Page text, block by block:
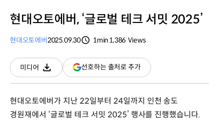
현대오토에버, ‘글로벌 테크 서밋 2025’
현대오토에버2025.09.30
1min1,386 Views
미디어
다운로드
선호하는 출처로 추가(새
창
현대오토에버가 지난 22일부터 24일까지 인천 송도
경원재에서 ‘글로벌 테크 서밋 2025’ 행사를 진행했습니다.